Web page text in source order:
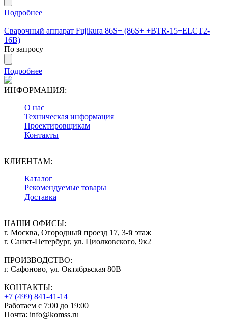
Подробнее
Сварочный аппарат Fujikura 86S+ (86S+ +BTR-15+ELCT2-
16B)
По запросу
Подробнее
ИНФОРМАЦИЯ:
О нас
Техническая информация
Проектировщикам
Контакты
КЛИЕНТАМ:
Каталог
Рекомендуемые товары
Доставка
НАШИ ОФИСЫ:
г. Москва, Огородный проезд 17, 3-й этаж
г. Санкт-Петербург, ул. Циолковского, 9к2
ПРОИЗВОДСТВО:
г. Сафоново, ул. Октябрьская 80В
КОНТАКТЫ:
+7 (499) 841-41-14
Работаем с 7:00 до 19:00
Почта: info@komss.ru